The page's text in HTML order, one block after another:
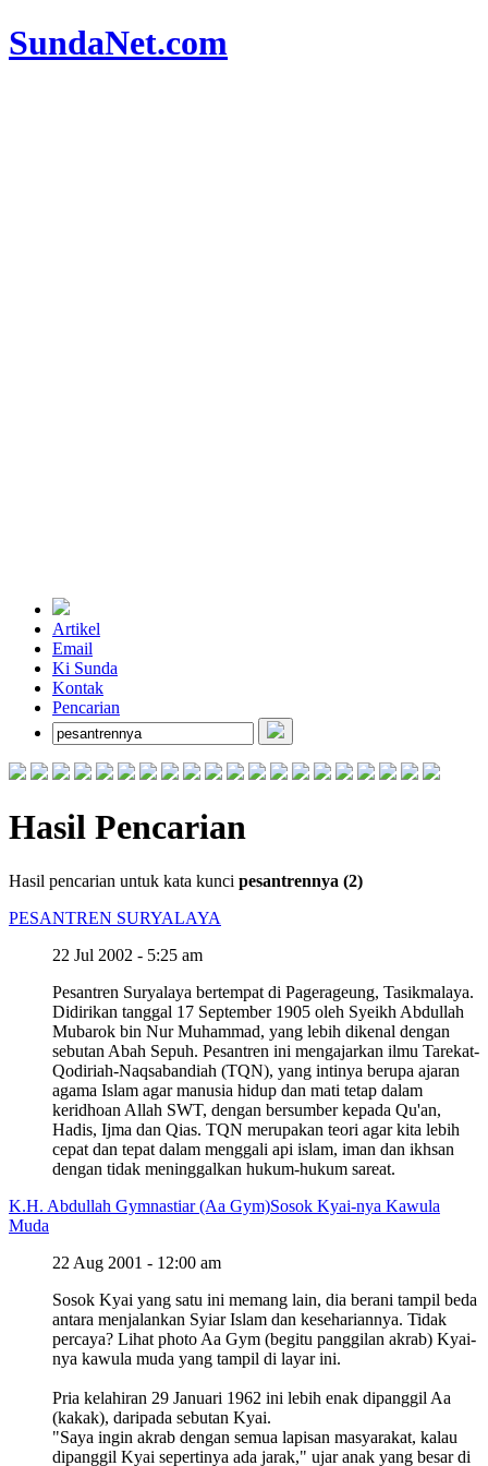
SundaNet.com
Artikel
Email
Ki Sunda
Kontak
Pencarian
Hasil Pencarian
Hasil pencarian untuk kata kunci pesantrennya (2)
PESANTREN SURYALAYA
22 Jul 2002 - 5:25 am
Pesantren Suryalaya bertempat di Pagerageung, Tasikmalaya.
Didirikan tanggal 17 September 1905 oleh Syeikh Abdullah
Mubarok bin Nur Muhammad, yang lebih dikenal dengan
sebutan Abah Sepuh. Pesantren ini mengajarkan ilmu Tarekat-
Qodiriah-Naqsabandiah (TQN), yang intinya berupa ajaran
agama Islam agar manusia hidup dan mati tetap dalam
keridhoan Allah SWT, dengan bersumber kepada Qu'an,
Hadis, Ijma dan Qias. TQN merupakan teori agar kita lebih
cepat dan tepat dalam menggali api islam, iman dan ikhsan
dengan tidak meninggalkan hukum-hukum sareat.
K.H. Abdullah Gymnastiar (Aa Gym)Sosok Kyai-nya Kawula
Muda
22 Aug 2001 - 12:00 am
Sosok Kyai yang satu ini memang lain, dia berani tampil beda
antara menjalankan Syiar Islam dan kesehariannya. Tidak
percaya? Lihat photo Aa Gym (begitu panggilan akrab) Kyai-
nya kawula muda yang tampil di layar ini.
Pria kelahiran 29 Januari 1962 ini lebih enak dipanggil Aa
(kakak), daripada sebutan Kyai.
"Saya ingin akrab dengan semua lapisan masyarakat, kalau
dipanggil Kyai sepertinya ada jarak," ujar anak yang besar di